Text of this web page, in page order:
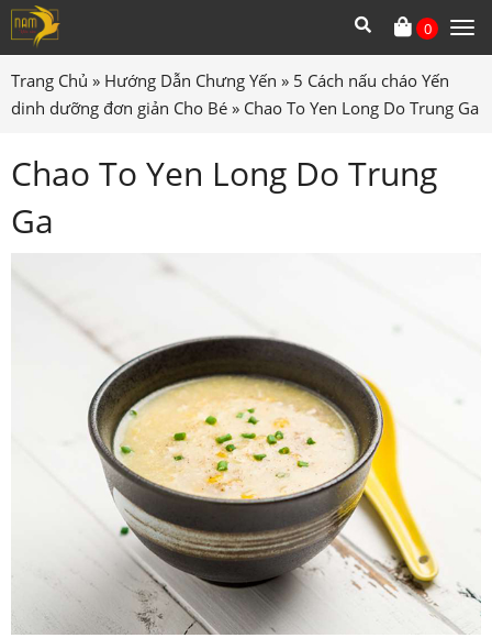
0
Trang Chủ » Hướng Dẫn Chưng Yến » 5 Cách nấu cháo Yến
dinh dưỡng đơn giản Cho Bé » Chao To Yen Long Do Trung Ga
Chao To Yen Long Do Trung
Ga